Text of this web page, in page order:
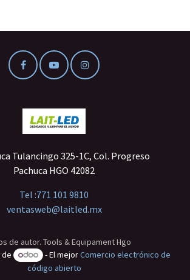
Tulancingo 325-1C, Col. Progreso
Pachuca HGO 42082
Tel :771 101 9810
ventasweb@laitled.mx
de autor. Tools & Equipament Hgo
de
- El mejorComercio electrónico de
código abierto